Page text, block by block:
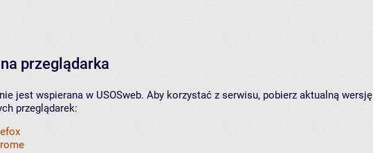
przeglądarka
jest wspierana w USOSweb. Aby korzystać z serwisu, pobierz aktualną wersję
przeglądarek: